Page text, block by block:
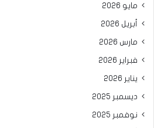
مايو 2026
أبريل 2026
مارس 2026
فبراير 2026
يناير 2026
ديسمبر 2025
نوفمبر 2025